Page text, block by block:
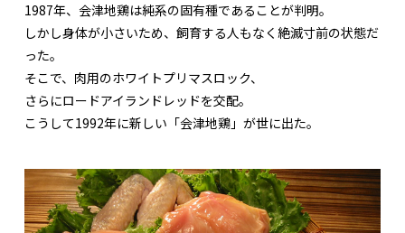
1987年、会津地鶏は純系の固有種であることが判明。
しかし身体が小さいため、飼育する人もなく絶滅寸前の状態だ
った。
そこで、肉用のホワイトプリマスロック、
さらにロードアイランドレッドを交配。
こうして1992年に新しい「会津地鶏」が世に出た。